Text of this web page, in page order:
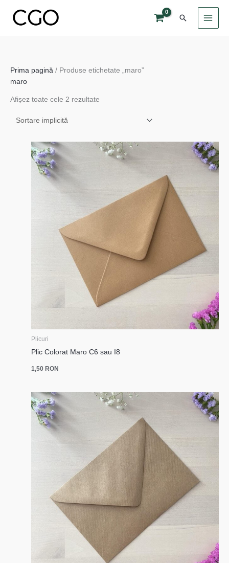
Search
Prima pagină / Produse etichetate „maro”
maro
Afișez toate cele 2 rezultate
Plicuri
Plic Colorat Maro C6 sau I8
1,50RON